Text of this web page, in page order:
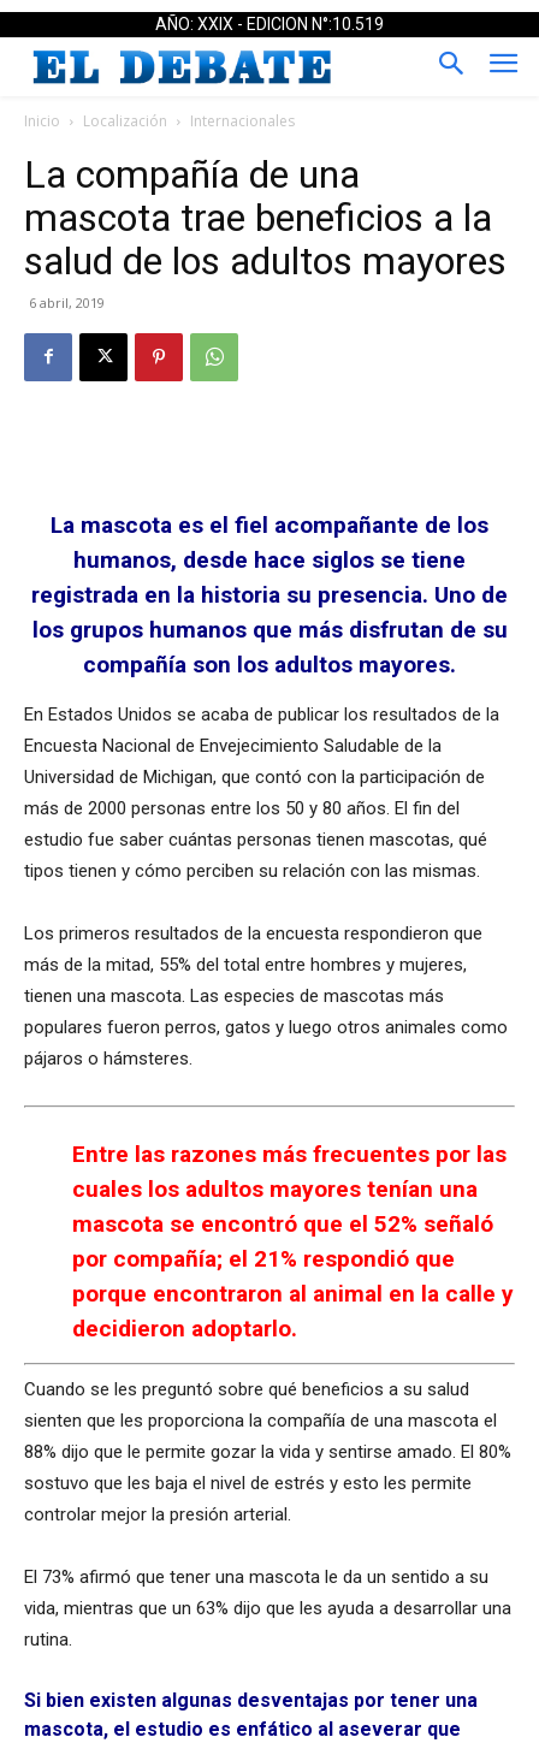
AÑO: XXIX - EDICION N°:10.519
Inicio Localización Internacionales
La compañía de una
mascota trae beneficios a la
salud de los adultos mayores
6 abril, 2019
La mascota es el fiel acompañante de los
humanos, desde hace siglos se tiene
registrada en la historia su presencia. Uno de
los grupos humanos que más disfrutan de su
compañía son los adultos mayores.
En Estados Unidos se acaba de publicar los resultados de la
Encuesta Nacional de Envejecimiento Saludable de la
Universidad de Michigan, que contó con la participación de
más de 2000 personas entre los 50 y 80 años. El fin del
estudio fue saber cuántas personas tienen mascotas, qué
tipos tienen y cómo perciben su relación con las mismas.
Los primeros resultados de la encuesta respondieron que
más de la mitad, 55% del total entre hombres y mujeres,
tienen una mascota. Las especies de mascotas más
populares fueron perros, gatos y luego otros animales como
pájaros o hámsteres.
Entre las razones más frecuentes por las
cuales los adultos mayores tenían una
mascota se encontró que el 52% señaló
por compañía; el 21% respondió que
porque encontraron al animal en la calle y
decidieron adoptarlo.
Cuando se les preguntó sobre qué beneficios a su salud
sienten que les proporciona la compañía de una mascota el
88% dijo que le permite gozar la vida y sentirse amado. El 80%
sostuvo que les baja el nivel de estrés y esto les permite
controlar mejor la presión arterial.
El 73% afirmó que tener una mascota le da un sentido a su
vida, mientras que un 63% dijo que les ayuda a desarrollar una
rutina.
Si bien existen algunas desventajas por tener una
mascota, el estudio es enfático al aseverar que